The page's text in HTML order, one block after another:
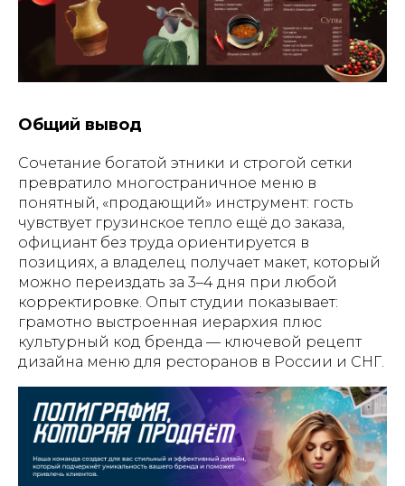
Общий вывод
Сочетание богатой этники и строгой сетки
превратило многостраничное меню в
понятный, «продающий» инструмент: гость
чувствует грузинское тепло ещё до заказа,
официант без труда ориентируется в
позициях, а владелец получает макет, который
можно переиздать за 3–4 дня при любой
корректировке. Опыт студии показывает:
грамотно выстроенная иерархия плюс
культурный код бренда — ключевой рецепт
дизайна меню для ресторанов в России и СНГ.